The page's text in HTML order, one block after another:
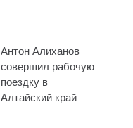
Антон Алиханов
совершил рабочую
поездку в
Алтайский край